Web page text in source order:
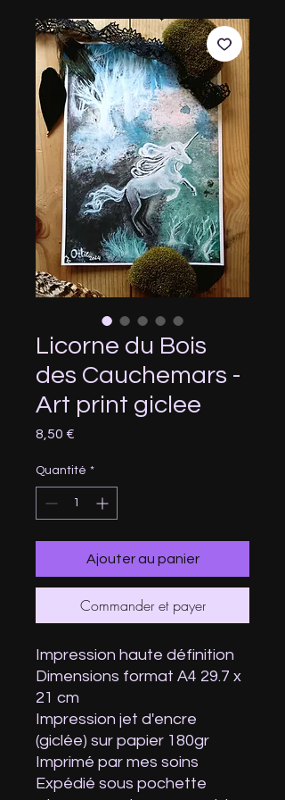
Licorne du Bois
des Cauchemars -
Art print giclee
8,50 €
Quantité *
Ajouter au panier
Commander et payer
Impression haute définition
Dimensions format A4 29.7 x
21 cm
Impression jet d'encre
(giclée) sur papier 180gr
Imprimé par mes soins
Expédié sous pochette